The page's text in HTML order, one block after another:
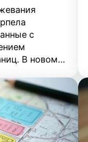
с
В новом
не
с
году,
продления